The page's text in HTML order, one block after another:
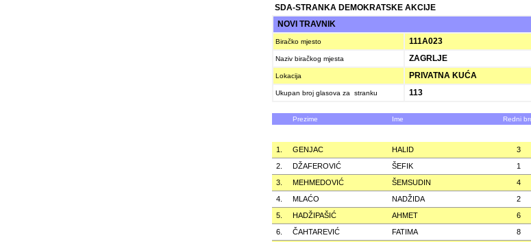
SDA-STRANKA DEMOKRATSKE AKCIJE
NOVI TRAVNIK
Biračko mjesto 111A023
Naziv biračkog mjesta ZAGRLJE
Lokacija PRIVATNA KUĆA
Ukupan broj glasova za stranku 113
Prezime Ime Redni
1. GENJAC HALID 3
2.
DŽAFEROVIĆ ŠEFIK 1
3.
MEHMEDOVIĆ ŠEMSUDIN 4
4.
MLAĆO NADŽIDA 2
5.
HADŽIPAŠIĆ AHMET 6
6.
ČAHTAREVIĆ FATIMA 8